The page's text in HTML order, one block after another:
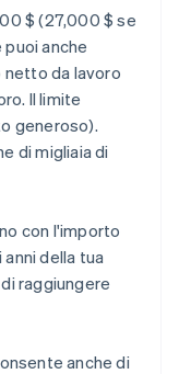
$ (27,000 $ se
anche
netto da lavoro
Il limite
generoso).
di migliaia di
con l'importo
della tua
raggiungere
anche di